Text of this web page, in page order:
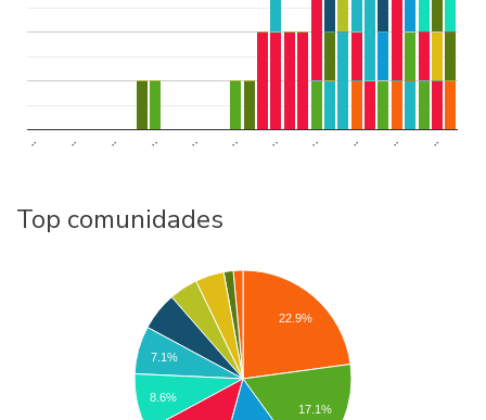
.. .. .. .. .. .. .. .. .. .. ..
Top comunidades
22.9%
17.1%
7.1%
8.6%